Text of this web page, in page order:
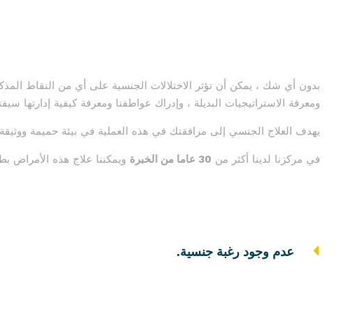
بدون أي شك ، يمكن أن تؤثر الاختلالات الجنسية على أي من النقاط
ومعرفة الاستراتيجيات البديلة ، وإدراك عواطفنا ومعرفة كيفية إدارتها
يهدف العلاج الجنسي إلى مرافقتك في هذه العملية في بيئة حميمة
في مركزنا لدينا أكثر من 30 عاما من الخبرة ويمكننا علاج هذه الأمراض
عدم وجود رغبة جنسية.